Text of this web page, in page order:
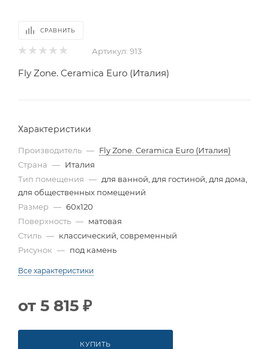
СРАВНИТЬ
Артикул: 913
Fly Zone. Ceramica Euro (Италия)
Характеристики
Производитель — Fly Zone. Ceramica Euro (Италия)
Страна — Италия
Тип помещения — для ванной, для гостиной, для дома,
для общественных помещений
Размер — 60x120
Поверхность — матовая
Стиль — классический, современный
Рисунок — под камень
Все характеристики
от 5 815 ₽
КУПИТЬ